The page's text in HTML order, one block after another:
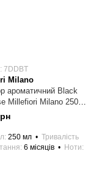
7DDBT
Milano
ароматичний Black
Millefiori Milano 250
250 мл
Тривалість
6 місяців
Ноти